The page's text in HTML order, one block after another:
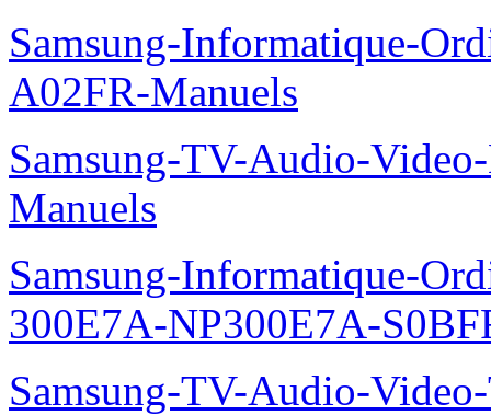
Samsung-Informatique-
A02FR-Manuels
Samsung-TV-Audio-
Manuels
Samsung-Informatique-
300E7A-NP300E7A-
Samsung-TV-Audio-